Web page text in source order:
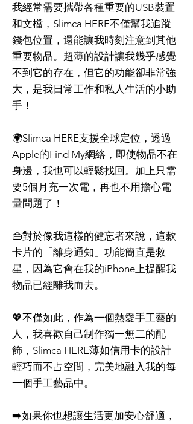
我經常需要攜帶各種重要的USB裝置
和文檔，Slimca HERE不僅幫我追蹤
錢包位置，還能讓我時刻注意到其他
重要物品。超薄的設計讓我幾乎感覺
不到它的存在，但它的功能卻非常強
大，是我日常工作和私人生活的小助
手！
🌍Slimca HERE支援全球定位，透過
Apple的Find My網絡，即使物品不在
身邊，我也可以輕鬆找回。加上只需
要5個月充一次電，再也不用擔心電
量問題了！
👜對於像我這樣的健忘者來說，這款
卡片的「離身通知」功能簡直是救
星，因為它會在我的iPhone上提醒我
物品已經離我而去。
💖不僅如此，作為一個熱愛手工藝的
人，我喜歡自己制作獨一無二的配
飾，Slimca HERE薄如信用卡的設計
輕巧而不占空間，完美地融入我的每
一個手工藝品中。
➡️如果你也想讓生活更加安心舒適，